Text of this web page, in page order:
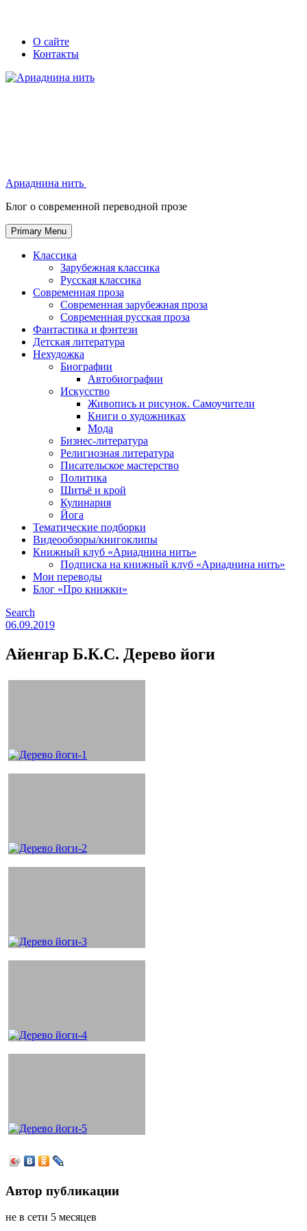
Skip
Secondary
left
navigation
Secondary
right
navigation
О сайте
Контакты
Ариаднина нить
Блог о современной переводной прозе
Primary Menu
Классика
Зарубежная классика
Русская классика
Современная проза
Современная зарубежная проза
Современная русская проза
Фантастика и фэнтези
Детская литература
Нехудожка
Биографии
Автобиографии
Искусство
Живопись и рисунок. Самоучители
Книги о художниках
Мода
Бизнес-литература
Религиозная литература
Писательское мастерство
Политика
Шитьё и крой
Кулинария
Йога
Тематические подборки
Видеообзоры/книгоклипы
Книжный клуб «Ариаднина нить»
Подписка на книжный клуб «Ариаднина нить»
Мои переводы
Блог «Про книжки»
Search
06.09.2019
Айенгар Б.К.С. Дерево йоги
Автор публикации
не в сети 5 месяцев